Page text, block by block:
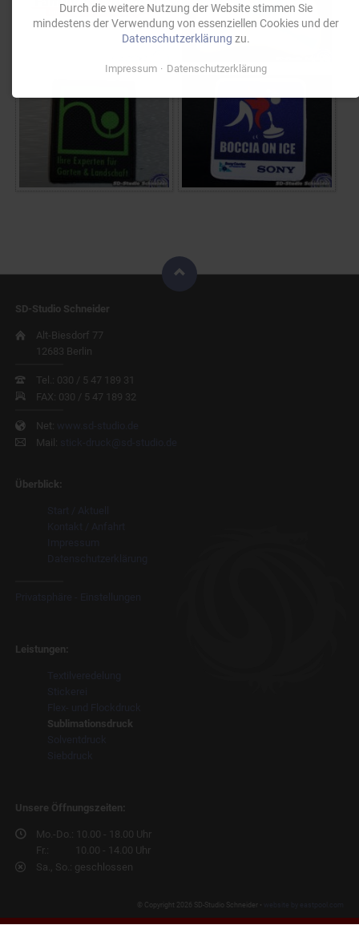
SD-Studio Schneider
Alt-Biesdorf 77
12683 Berlin
Tel.: 030 / 5 47 189 31
FAX: 030 / 5 47 189 32
Net:
Mail:
Überblick:
Leistungen:
Sublimationsdruck
Unsere Öffnungszeiten:
Mo.-Do.: 10.00 - 18.00 Uhr
Fr.: 10.00 - 14.00 Uhr
Sa., So.: geschlossen
© Copyright 2026 SD-Studio Schneider •
Durch die weitere Nutzung der Website stimmen Sie
mindestens der Verwendung von essenziellen Cookies und der
Datenschutzerklärung zu.
Impressum Datenschutzerklärung